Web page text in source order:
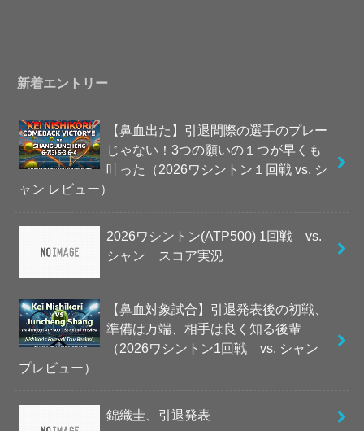
新着エントリー
【鼻血出た】引退間際の選手のプレー
じゃない！3つの願いの１つが早くも
叶った（2026ワシントン１回戦 vs. シ
ャン レビュー）
2026ワシントン(ATP500) 1回戦 vs.
シャン スコア実況
【鼻血対象試合】引退発表後の初戦、
準備は万端、相手は良く知る後輩
（2026ワシントン1回戦 vs. シャン
プレビュー）
錦織圭、引退発表